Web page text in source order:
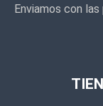
Enviamos con